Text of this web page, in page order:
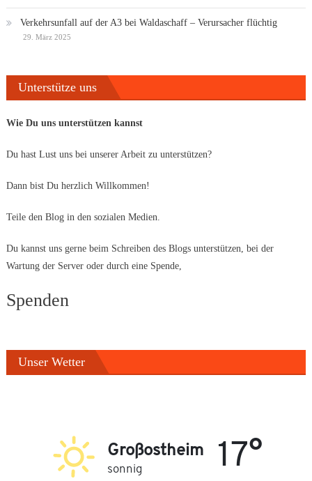
Verkehrsunfall auf der A3 bei Waldaschaff – Verursacher flüchtig
29. März 2025
Unterstütze uns
Wie Du uns unterstützen kannst
Du hast Lust uns bei unserer Arbeit zu unterstützen?
Dann bist Du herzlich Willkommen!
Teile den Blog in den sozialen Medien.
Du kannst uns gerne beim Schreiben des Blogs unterstützen, bei der
Wartung der Server oder durch eine Spende,
Spenden
Unser Wetter
Großostheim
sonnig 17°